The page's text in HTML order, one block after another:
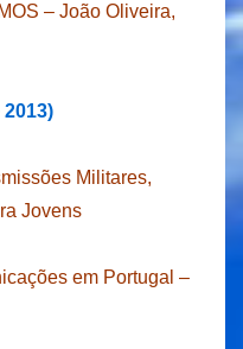
– João Oliveira,
Militares,
Jovens
em Portugal –